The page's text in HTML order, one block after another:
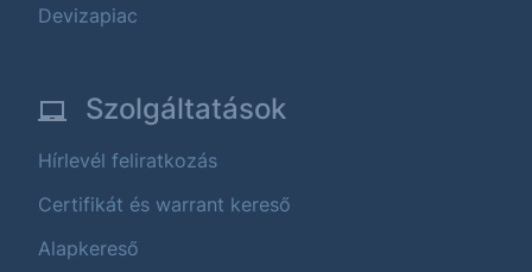
Devizapiac
Szolgáltatások
Hírlevél feliratkozás
Certifikát és warrant kereső
Alapkereső